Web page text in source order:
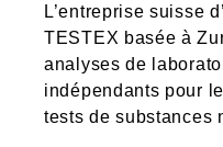
L’entreprise suisse
TESTEX basée à
analyses de
indépendants pour
tests de substances